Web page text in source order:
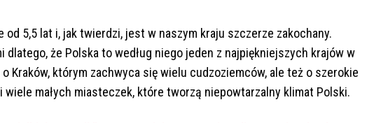
od 5,5 lat i, jak twierdzi, jest w naszym kraju szczerze zakochany.
dlatego, że Polska to według niego jeden z najpiękniejszych krajów w
Kraków, którym zachwyca się wielu cudzoziemców, ale też o szerokie
wiele małych miasteczek, które tworzą niepowtarzalny klimat Polski.